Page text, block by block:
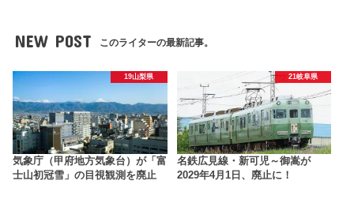
NEW POST このライターの最新記事。
19山梨県
気象庁（甲府地方気象台）が「富
士山初冠雪」の目視観測を廃止
21岐阜県
名鉄広見線・新可児～御嵩が
2029年4月1日、廃止に！